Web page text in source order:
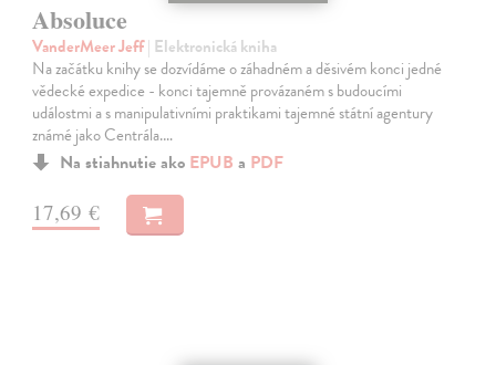
Absoluce
VanderMeer Jeff| Elektronická kniha
Na začátku knihy se dozvídáme o záhadném a děsivém konci jedné
vědecké expedice - konci tajemně provázaném s budoucími
událostmi a s manipulativními praktikami tajemné státní agentury
známé jako Centrála.…
Na stiahnutie ako EPUB a PDF
17,69 €